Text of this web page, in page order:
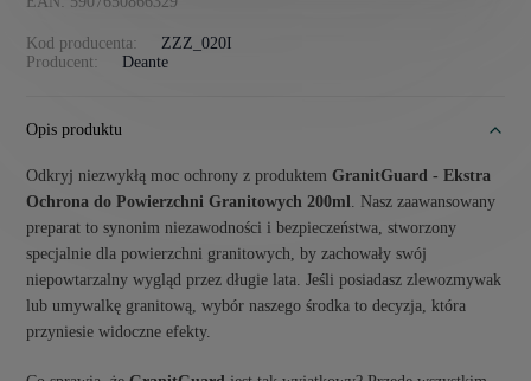
Kod producenta:
ZZZ_020I
Producent:
Deante
Opis produktu
Odkryj niezwykłą moc ochrony z produktemGranitGuard - Ekstra
Ochrona do Powierzchni Granitowych 200ml. Nasz zaawansowany
preparat to synonim niezawodności i bezpieczeństwa, stworzony
specjalnie dla powierzchni granitowych, by zachowały swój
niepowtarzalny wygląd przez długie lata. Jeśli posiadasz zlewozmywak
lub umywalkę granitową, wybór naszego środka to decyzja, która
przyniesie widoczne efekty.